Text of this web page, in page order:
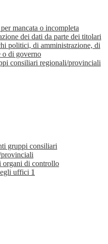
mancata o incompleta
dei dati da parte dei titolari
politici, di amministrazione, di
o di governo
consiliari regionali/provinciali
gruppi consiliari
organi di controllo
uffici 1